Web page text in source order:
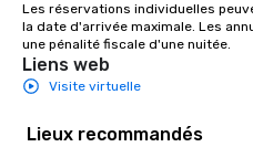
Les réservations individuelles
la date d'arrivée maximale. Les
une pénalité fiscale d'une nuitée.
Liens web
Visite virtuelle
Lieux recommandés